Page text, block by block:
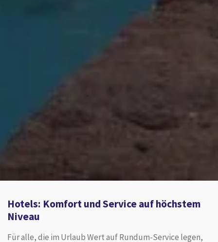
Hotels: Komfort und Service auf höchstem
Niveau
Für alle, die im Urlaub Wert auf Rundum-Service legen,